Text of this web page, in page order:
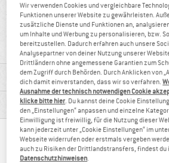
100%
Weiterempfehlung
MATERIALINFOS & FEATURES
PRODUKTBESCHREIBUNG
ANDERE BERGFREUNDE
Wir verwenden Cookies und vergleichbare
Funktionen unserer Website zu gewährleisten.
zusätzliche Dienste und Funktionen an,
um Inhalte und Werbung zu personalisieren, bzw.
bereitzustellen. Dadurch erfahren auch unsere
Analysepartner von deiner Nutzung unserer
Drittländern ohne angemessene Garantien zum
dem Zugriff durch Behörden. Durch Anklicken von
dich damit einverstanden, dass wir so verfahren.
Ausnahme der technisch notwendigen Cookie
klicke bitte hier . Du kannst deine Cookie
den „Einstellungen“ anpassen und einzelne
Einwilligung ist freiwillig, für die Nutzung dieser
kann jederzeit unter „Cookie Einstellungen“ im
Webseite widerrufen oder erstmals vergeben
auch zu Risiken der Drittlandstransfers, findest du
Datenschutzhinweisen